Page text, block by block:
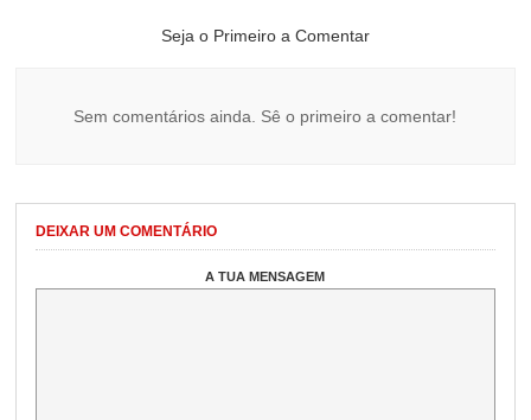
Seja o Primeiro a Comentar
Sem comentários ainda. Sê o primeiro a comentar!
DEIXAR UM COMENTÁRIO
A TUA MENSAGEM